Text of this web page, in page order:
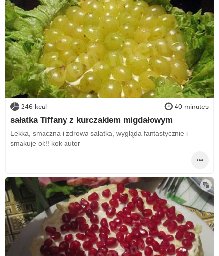
246 kcal 40 minutes
sałatka Tiffany z kurczakiem migdałowym
Lekka, smaczna i zdrowa sałatka, wygląda fantastycznie i
smakuje ok!! kok autor